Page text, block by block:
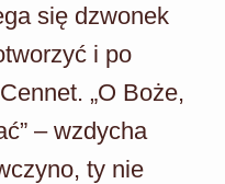
się dzwonek
i po
„O Boże,
– wzdycha
ty nie